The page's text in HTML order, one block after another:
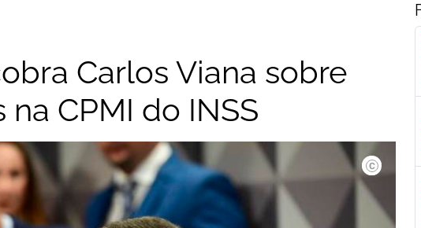
Carlos Viana sobre
CPMI do INSS
Saulo Cruz/